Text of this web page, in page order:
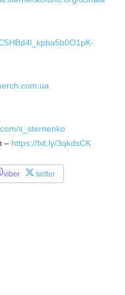
s_sternenko
– https://bit.ly/3qkdsCK
viber twitter